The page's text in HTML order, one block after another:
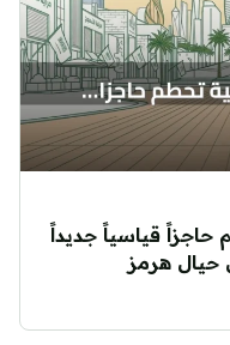
قياسياً جديداً
حيال هرمز